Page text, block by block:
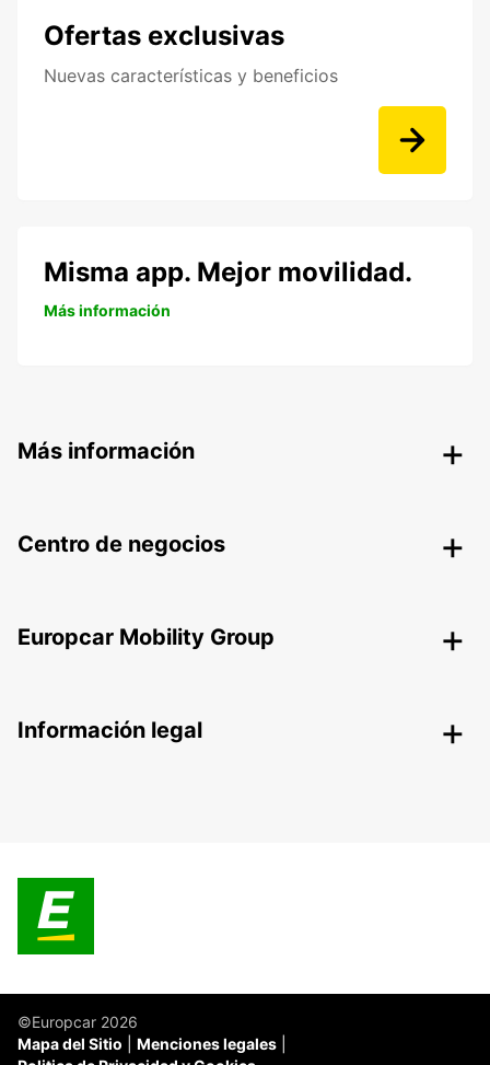
Ofertas exclusivas
Nuevas características y beneficios
Misma app. Mejor movilidad.
Más información
Más información
Centro de negocios
Europcar Mobility Group
Información legal
©Europcar 2026
Mapa del Sitio
Menciones legales